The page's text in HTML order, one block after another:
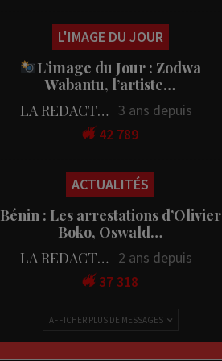
L'IMAGE DU JOUR
L’image du Jour : Zodwa
Wabantu, l’artiste…
LA REDACTION 3 ans depuis
42 789
ACTUALITÉS
Bénin : Les arrestations d’Olivier
Boko, Oswald…
LA REDACTION
2 ans depuis
37 318
AFFICHER PLUS DE MESSAGES